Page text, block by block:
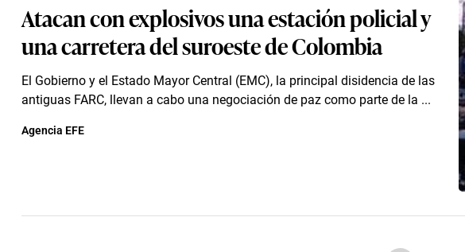
Atacan con explosivos una estación policial y
una carretera del suroeste de Colombia
El Gobierno y el Estado Mayor Central (EMC), la principal disidencia de las
antiguas FARC, llevan a cabo una negociación de paz como parte de la ...
Agencia EFE